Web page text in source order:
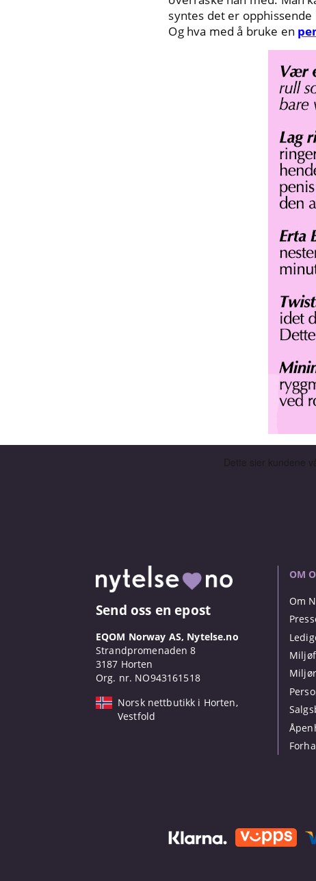
syntes det er
Og hva med å bruke en
Send oss en epost
EQOM Norway AS, Nytelse.no
Strandpromenaden 8
3187 Horten
Org. nr. NO943161518
Norsk nettbutikk i Horten,
Vestfold
OM
Om